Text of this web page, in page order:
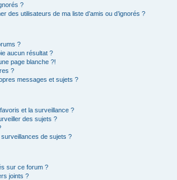
?
des utilisateurs de ma liste d’amis ou d’ignorés ?
?
aucun résultat ?
page blanche ?!
?
messages et sujets ?
et la surveillance ?
des sujets ?
de sujets ?
sur ce forum ?
joints ?